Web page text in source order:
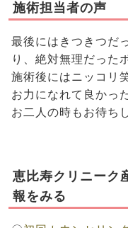
施術担当者の声
最後にはきつきつだ
り、絶対無理だった
施術後にはニッコリ
お力になれて良かっ
お二人の時もお待ち
恵比寿クリニーク
報をみる